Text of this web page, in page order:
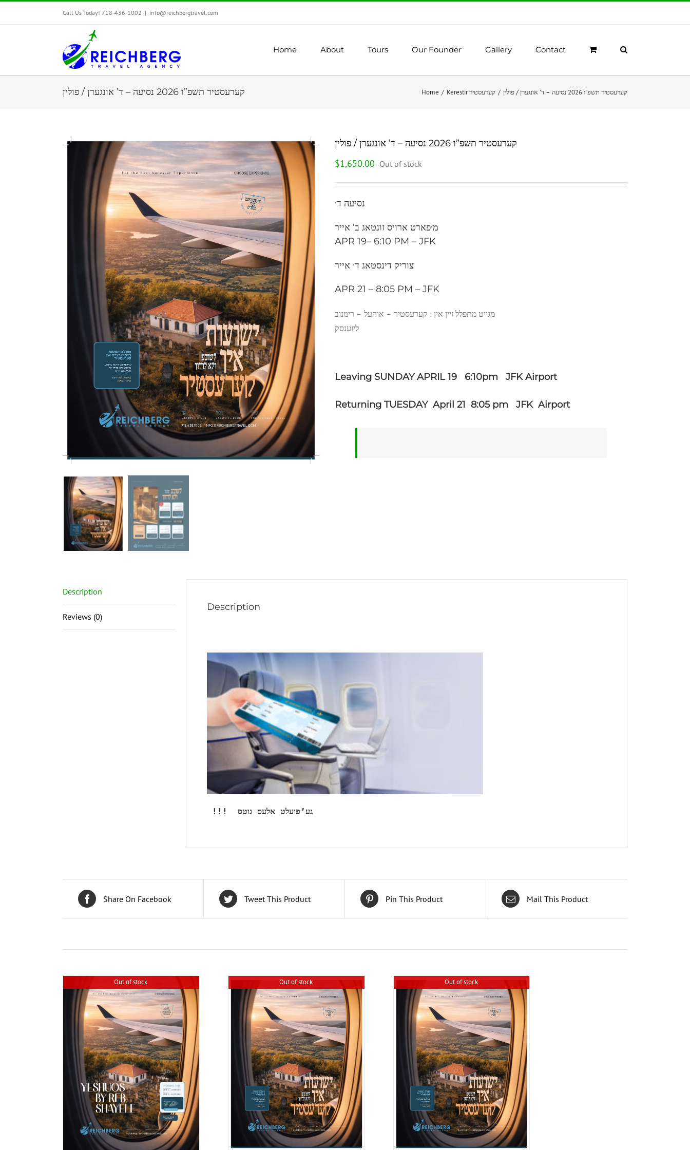
Call Us Today! 718-436-1002 | info@reichbergtravel.com
Home About Tours Our Founder Gallery Contact
קערעסטיר תשפ”ו 2026 נסיעה – ד’ אונגערן / פולין Home / Kerestir קערעסטיר / קערעסטיר תשפ”ו 2026 נסיעה – ד’ אונגערן / פולין
קערעסטיר תשפ”ו 2026 נסיעה – ד’ אונגערן / פולין
$1,650.00 Out of stock
נסיעה ד׳
מ׳פארט ארויס זונטאג ב’ אייר
APR 19– 6:10 PM – JFK
צוריק דינסטאג ד׳ אייר
APR 21 – 8:05 PM – JFK
מגייט מתפלל זיין אין : קערעסטיר – אוהעל – רימנוב
ליזענסק
Leaving SUNDAY APRIL 19 6:10pm JFK Airport
Returning TUESDAY April 21 8:05 pm JFK Airport
Description
Reviews (0)
Description
!!!  גע’פועלט אלעס גוטס
Share On Facebook Tweet This Product Pin This Product Mail This Product
Out of stock Out of stock Out of stock